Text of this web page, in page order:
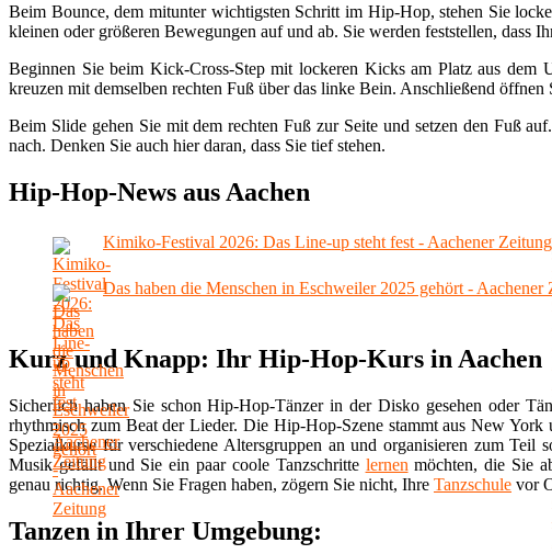
Beim Bounce, dem mitunter wichtigsten Schritt im Hip-Hop, stehen Sie
kleinen oder größeren Bewegungen auf und ab. Sie werden feststellen, dass
Beginnen Sie beim Kick-Cross-Step mit lockeren Kicks am Platz aus dem
kreuzen mit demselben rechten Fuß über das linke Bein. Anschließend
Beim Slide gehen Sie mit dem rechten Fuß zur Seite und setzen den Fuß
nach. Denken Sie auch hier daran, dass Sie tief stehen.
Hip-Hop-News aus Aachen
Kimiko-Festival 2026: Das Line-up steht fest - Aachener Zeitung
Das haben die Menschen in Eschweiler 2025 gehört - Aachener
Kurz und Knapp: Ihr Hip-Hop-Kurs in Aachen
Sicherlich haben Sie schon Hip-Hop-Tänzer in der Disko gesehen oder
rhythmisch zum Beat der Lieder. Die Hip-Hop-Szene stammt aus New
Spezialkurse für verschiedene Altersgruppen an und organisieren zum
Musik gefällt und Sie ein paar coole Tanzschritte lernen möchten, die Sie
genau richtig. Wenn Sie Fragen haben, zögern Sie nicht, Ihre Tanzschule vor
Tanzen in Ihrer Umgebung: